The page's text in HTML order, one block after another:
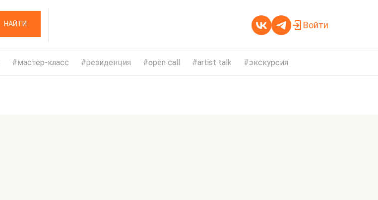
НАЙТИ Войти
мастер-класс резиденция open call artist talk экскурсия